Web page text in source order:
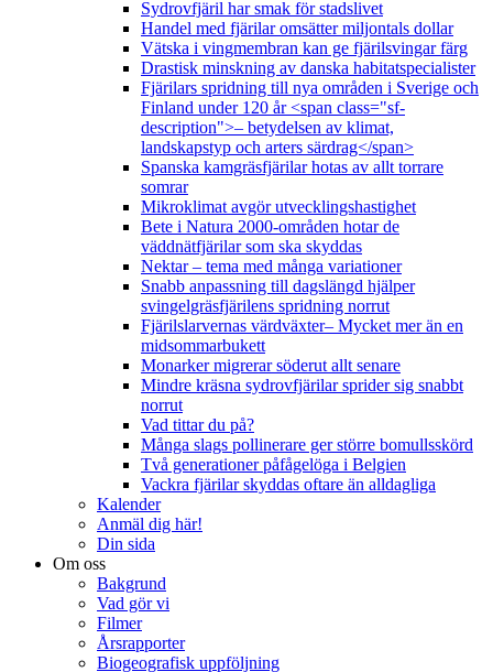
Sydrovfjäril har smak för stadslivet
Handel med fjärilar omsätter miljontals dollar
Vätska i vingmembran kan ge fjärilsvingar färg
Drastisk minskning av danska habitatspecialister
Fjärilars spridning till nya områden i Sverige och
Finland under 120 år <span class="sf-
description">– betydelsen av klimat,
landskapstyp och arters särdrag</span>
Spanska kamgräsfjärilar hotas av allt torrare
somrar
Mikroklimat avgör utvecklingshastighet
Bete i Natura 2000-områden hotar de
väddnätfjärilar som ska skyddas
Nektar – tema med många variationer
Snabb anpassning till dagslängd hjälper
svingelgräsfjärilens spridning norrut
Fjärilslarvernas värdväxter– Mycket mer än en
midsommarbukett
Monarker migrerar söderut allt senare
Mindre kräsna sydrovfjärilar sprider sig snabbt
norrut
Vad tittar du på?
Många slags pollinerare ger större bomullsskörd
Två generationer påfågelöga i Belgien
Vackra fjärilar skyddas oftare än alldagliga
Kalender
Anmäl dig här!
Din sida
Om oss
Bakgrund
Vad gör vi
Filmer
Årsrapporter
Biogeografisk uppföljning